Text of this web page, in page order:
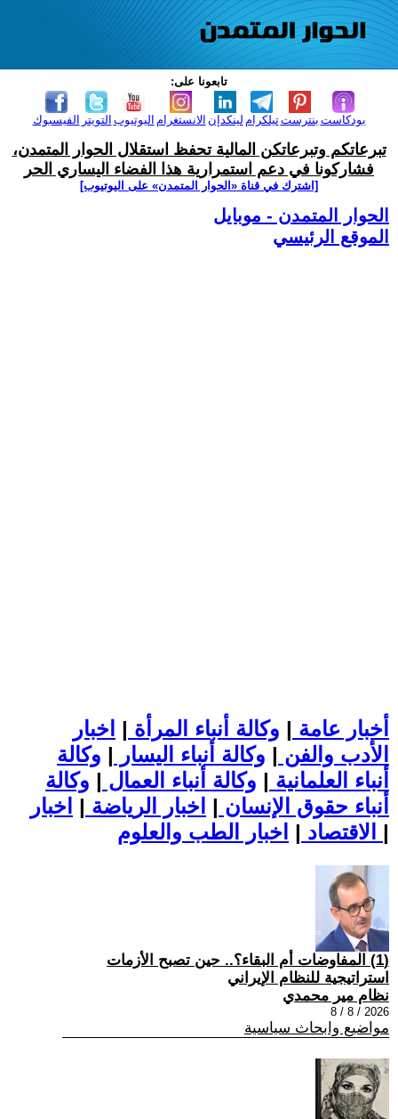
تابعونا على:
الفيسبوك التويتر اليوتيوب الانستغرام لينكدإن تيلكرامبنترست بودكاست
تبرعاتكم وتبرعاتكن المالية تحفظ استقلال الحوار المتمدن،
فشاركونا في دعم استمرارية هذا الفضاء اليساري الحر
[اشترك في قناة ‫«الحوار المتمدن» على اليوتيوب]
الحوار المتمدن - موبايل
الموقع الرئيسي
أخبار عامة | وكالة أنباء المرأة | اخبار
الأدب والفن | وكالة أنباء اليسار | وكالة
أنباء العلمانية | وكالة أنباء العمال | وكالة
أنباء حقوق الإنسان | اخبار الرياضة | اخبار
الاقتصاد | |
(1) المفاوضات أم البقاء؟.. حين تصبح الأزمات
استراتيجية للنظام الإيراني
نظام مير محمدي
2026 / 8 / 8
مواضيع وابحاث سياسية